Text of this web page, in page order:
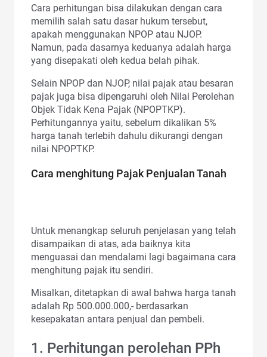
Cara perhitungan bisa dilakukan dengan cara
memilih salah satu dasar hukum tersebut,
apakah menggunakan NPOP atau NJOP.
Namun, pada dasarnya keduanya adalah harga
yang disepakati oleh kedua belah pihak.
Selain NPOP dan NJOP, nilai pajak atau besaran
pajak juga bisa dipengaruhi oleh Nilai Perolehan
Objek Tidak Kena Pajak (NPOPTKP).
Perhitungannya yaitu, sebelum dikalikan 5%
harga tanah terlebih dahulu dikurangi dengan
nilai NPOPTKP.
Cara menghitung Pajak Penjualan Tanah
Untuk menangkap seluruh penjelasan yang telah
disampaikan di atas, ada baiknya kita
menguasai dan mendalami lagi bagaimana cara
menghitung pajak itu sendiri.
Misalkan, ditetapkan di awal bahwa harga tanah
adalah Rp 500.000.000,- berdasarkan
kesepakatan antara penjual dan pembeli.
1. Perhitungan perolehan PPh